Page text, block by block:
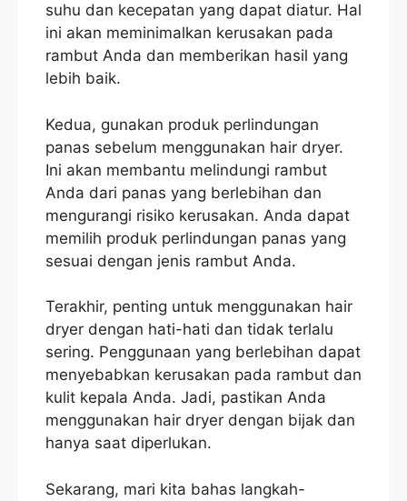
suhu dan kecepatan yang dapat diatur. Hal
ini akan meminimalkan kerusakan pada
rambut Anda dan memberikan hasil yang
lebih baik.
Kedua, gunakan produk perlindungan
panas sebelum menggunakan hair dryer.
Ini akan membantu melindungi rambut
Anda dari panas yang berlebihan dan
mengurangi risiko kerusakan. Anda dapat
memilih produk perlindungan panas yang
sesuai dengan jenis rambut Anda.
Terakhir, penting untuk menggunakan hair
dryer dengan hati-hati dan tidak terlalu
sering. Penggunaan yang berlebihan dapat
menyebabkan kerusakan pada rambut dan
kulit kepala Anda. Jadi, pastikan Anda
menggunakan hair dryer dengan bijak dan
hanya saat diperlukan.
Sekarang, mari kita bahas langkah-